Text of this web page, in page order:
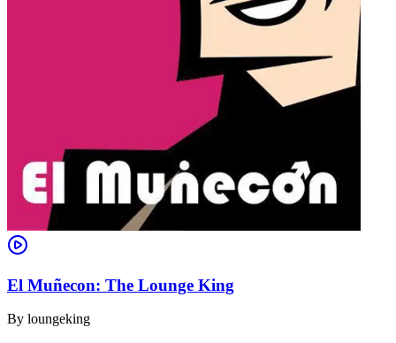
El Muñecon: The Lounge King
By loungeking